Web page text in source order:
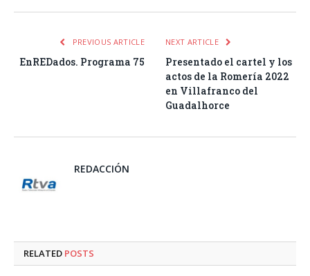
PREVIOUS ARTICLE
EnREDados. Programa 75
NEXT ARTICLE
Presentado el cartel y los
actos de la Romería 2022
en Villafranco del
Guadalhorce
REDACCIÓN
RELATED POSTS